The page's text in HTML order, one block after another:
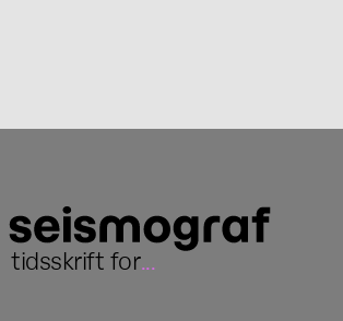
tidsskrift for...